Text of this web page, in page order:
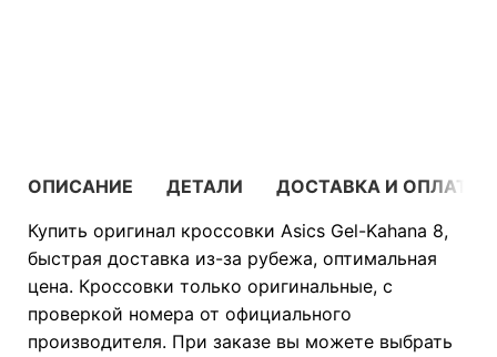
ОПИСАНИЕ ДЕТАЛИ
ДОСТАВКА И ОПЛАТА
Купить оригинал кроссовки Asics Gel-Kahana 8,
быстрая доставка из-за рубежа, оптимальная
цена. Кроссовки только оригинальные, с
проверкой номера от официального
производителя. При заказе вы можете выбрать